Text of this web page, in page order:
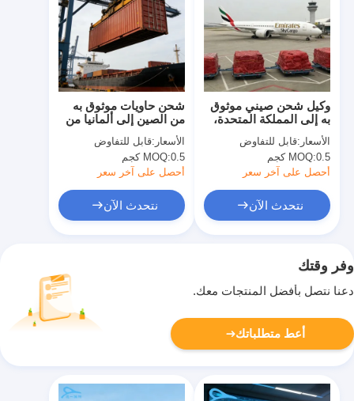
شحن حاويات موثوق به
من الصين إلى ألمانيا من
الباب إلى الباب دولي
الأسعار:قابل للتفاوض
MOQ:0.5 كجم
أحصل على آخر سعر
نتحدث الآن
وكيل شحن صيني موثوق
به إلى المملكة المتحدة،
خدمة الشحن الجوي من
الباب إلى الباب
الأسعار:قابل للتفاوض
MOQ:0.5 كجم
أحصل على آخر سعر
نتحدث الآن
وفر وقتك
دعنا نتصل بأفضل المنتجات معك.
أعط متطلباتك